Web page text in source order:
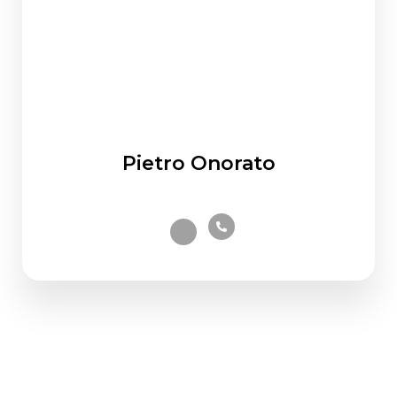
Pietro Onorato